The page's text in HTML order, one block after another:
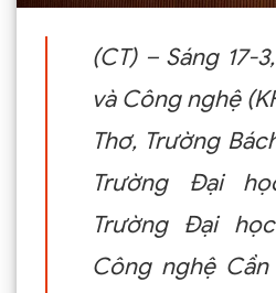
(CT) – Sáng 17-
và Công nghệ
Thơ, Trường
Trường Ðại
Trường Ðại
Công nghệ